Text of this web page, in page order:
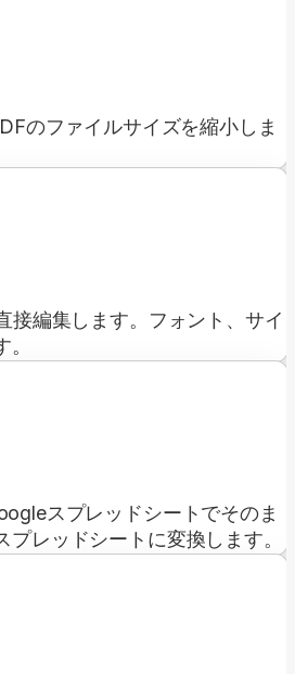
のファイルサイズを縮小しま
接編集します。フォント、サイ
スプレッドシートでそのま
プレッドシートに変換します。